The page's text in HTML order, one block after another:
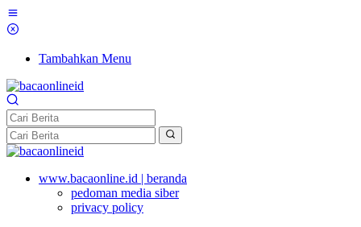
Tambahkan Menu
www.bacaonline.id | beranda
pedoman media siber
privacy policy